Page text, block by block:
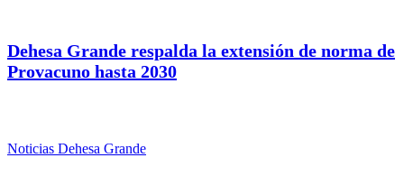
Dehesa Grande respalda la extensión de norma de
Provacuno hasta 2030
Noticias Dehesa Grande